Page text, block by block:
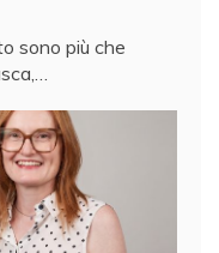
sono più che